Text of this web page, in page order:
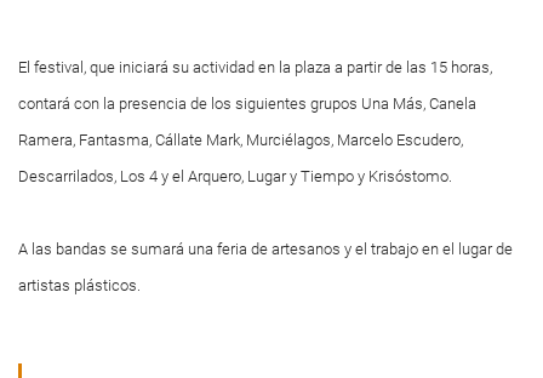
El festival, que iniciará su actividad en la plaza a partir de las 15 horas,
contará con la presencia de los siguientes grupos Una Más, Canela
Ramera, Fantasma, Cállate Mark, Murciélagos, Marcelo Escudero,
Descarrilados, Los 4 y el Arquero, Lugar y Tiempo y Krisóstomo.
A las bandas se sumará una feria de artesanos y el trabajo en el lugar de
artistas plásticos.